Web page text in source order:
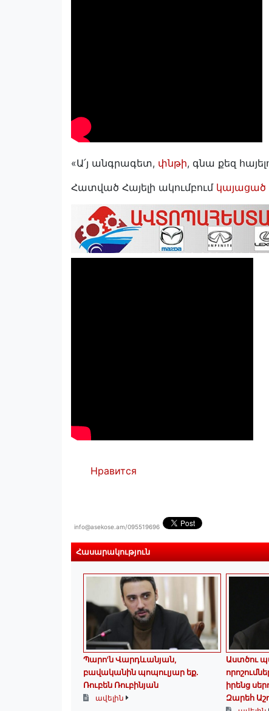
«Ա՛յ անգրագետ, փնթի, գնա քեզ
Հատված Հայելի ակումբումկայացած
Нравится
info@asekose.am/095519696
Հասարակություն
Պարո'ն Վարդևանյան,
բավականին պոպուլյար եք.
Ռուբեն Ռուբինյան
ավելին
Աստծու
իրենց
Զարեհ